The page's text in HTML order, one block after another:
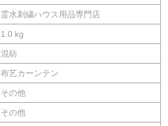
霊水刺繍ハウス用品専門店
1.0 kg
混紡
布艺カーンテン
その他
その他